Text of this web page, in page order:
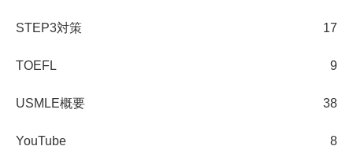
STEP3対策 17
TOEFL 9
USMLE概要 38
YouTube 8